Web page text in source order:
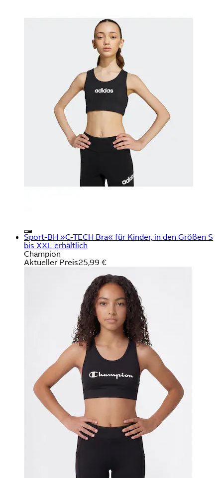
Sport-BH »C-TECH Bra« für Kinder, in den Größen S
bis XXL erhältlich
Champion
Aktueller Preis25,99 €